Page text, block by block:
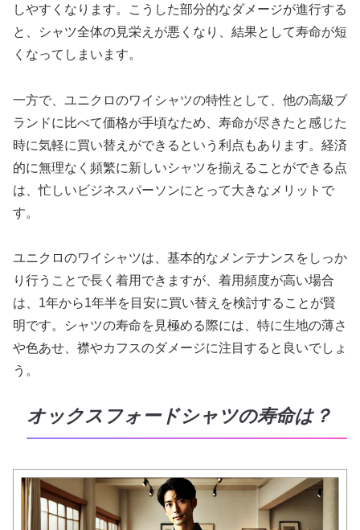
しやすくなります。こうした部分的なダメージが進行する
と、シャツ全体の見栄えが悪くなり、結果として寿命が短
くなってしまいます。
一方で、ユニクロのワイシャツの特性として、他の高級ブ
ランドに比べて価格が手頃なため、寿命が尽きたと感じた
時に気軽に買い替えができるという利点もあります。経済
的に無理なく頻繁に新しいシャツを揃えることができる点
は、忙しいビジネスパーソンにとって大きなメリットで
す。
ユニクロのワイシャツは、基本的なメンテナンスをしっか
り行うことで長く着用できますが、着用頻度が高い場合
は、1年から1年半を目安に買い替えを検討することが賢
明です。シャツの寿命を見極める際には、特に生地の薄さ
や色あせ、襟やカフスのダメージに注目すると良いでしょ
う。
オックスフォードシャツの寿命は？